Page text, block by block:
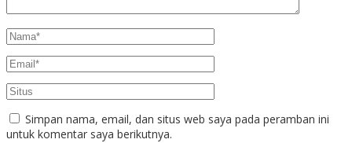
Simpan nama, email, dan situs web saya pada peramban ini
untuk komentar saya berikutnya.